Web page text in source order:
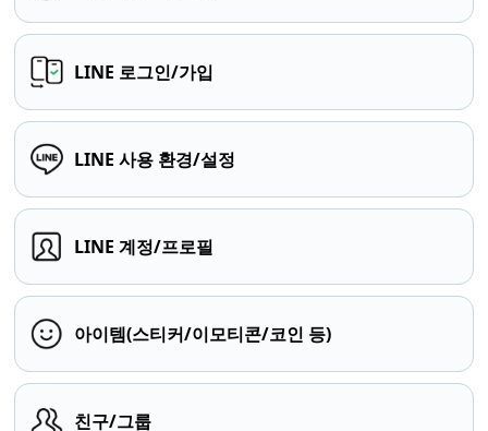
LINE 로그인/가입
LINE 사용 환경/설정
LINE 계정/프로필
아이템(스티커/이모티콘/코인 등)
친구/그룹